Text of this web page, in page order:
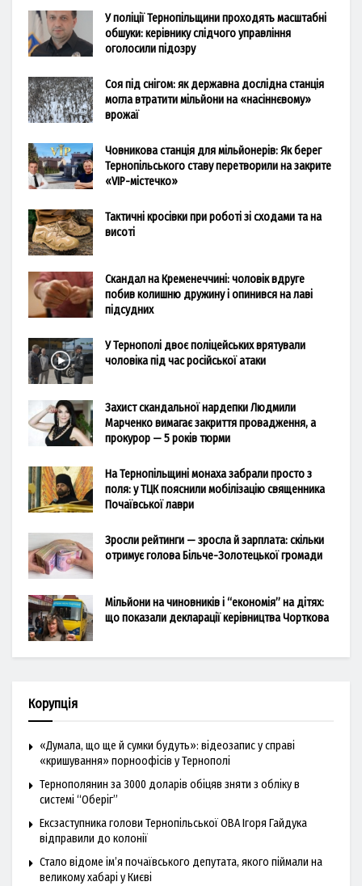
У поліції Тернопільщини проходять масштабні
обшуки: керівнику слідчого управління
оголосили підозру
Соя під снігом: як державна дослідна станція
могла втратити мільйони на «насіннєвому»
врожаї
Човникова станція для мільйонерів: Як берег
Тернопільського ставу перетворили на закрите
«VIP-містечко»
Тактичні кросівки при роботі зі сходами та на
висоті
Скандал на Кременеччині: чоловік вдруге
побив колишню дружину і опинився на лаві
підсудних
У Тернополі двоє поліцейських врятували
чоловіка під час російської атаки
Захист скандальної нардепки Людмили
Марченко вимагає закриття провадження, а
прокурор — 5 років тюрми
На Тернопільщині монаха забрали просто з
поля: у ТЦК пояснили мобілізацію священника
Почаївської лаври
Зросли рейтинги — зросла й зарплата: скільки
отримує голова Більче-Золотецької громади
Мільйони на чиновників і “економія” на дітях:
що показали декларації керівництва Чорткова
Корупція
«Думала, що ще й сумки будуть»: відеозапис у справі
«кришування» порноофісів у Тернополі
Тернополянин за 3000 доларів обіцяв зняти з обліку в
системі “Оберіг”
Ексзаступника голови Тернопільської ОВА Ігоря Гайдука
відправили до колонії
Стало відоме ім’я почаївського депутата, якого піймали на
великому хабарі у Києві